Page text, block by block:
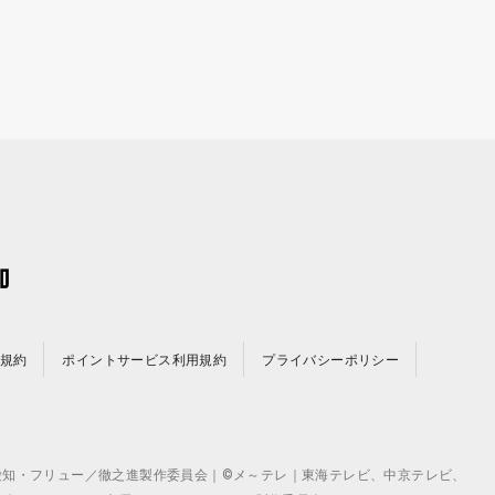
約 ポイントサービス利用規約 プライバシーポリシー
フリュー／徹之進製作委員会｜©メ～テレ｜東海テレビ、中京テレビ、